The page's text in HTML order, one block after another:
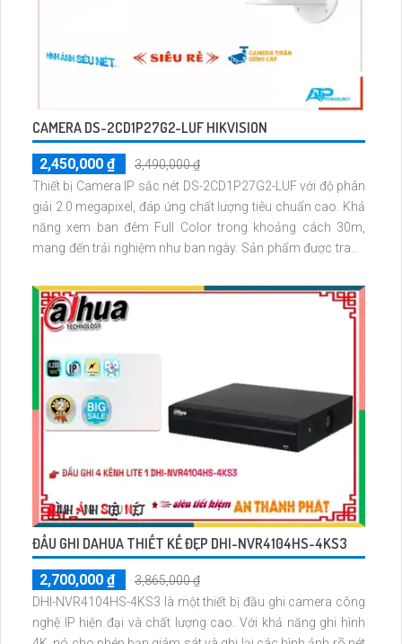
CAMERA DS-2CD1P27G2-LUF HIKVISION
2,450,000 ₫
3,490,000 ₫
Thiết bị Camera IP sắc nét DS-2CD1P27G2-LUF với độ phân
giải 2.0 megapixel, đáp ứng chất lượng tiêu chuẩn cao. Khả
năng xem ban đêm Full Color trong khoảng cách 30m,
mang đến trải nghiệm như ban ngày. Sản phẩm được trang
hình ảnh màu sắc sống động
ĐẦU GHI DAHUA THIẾT KẾ ĐẸP DHI-NVR4104HS-4KS3
2,700,000 ₫
3,865,000 ₫
DHI-NVR4104HS-4KS3 là một thiết bị đầu ghi camera công
nghệ IP hiện đại và chất lượng cao. Với khả năng ghi hình